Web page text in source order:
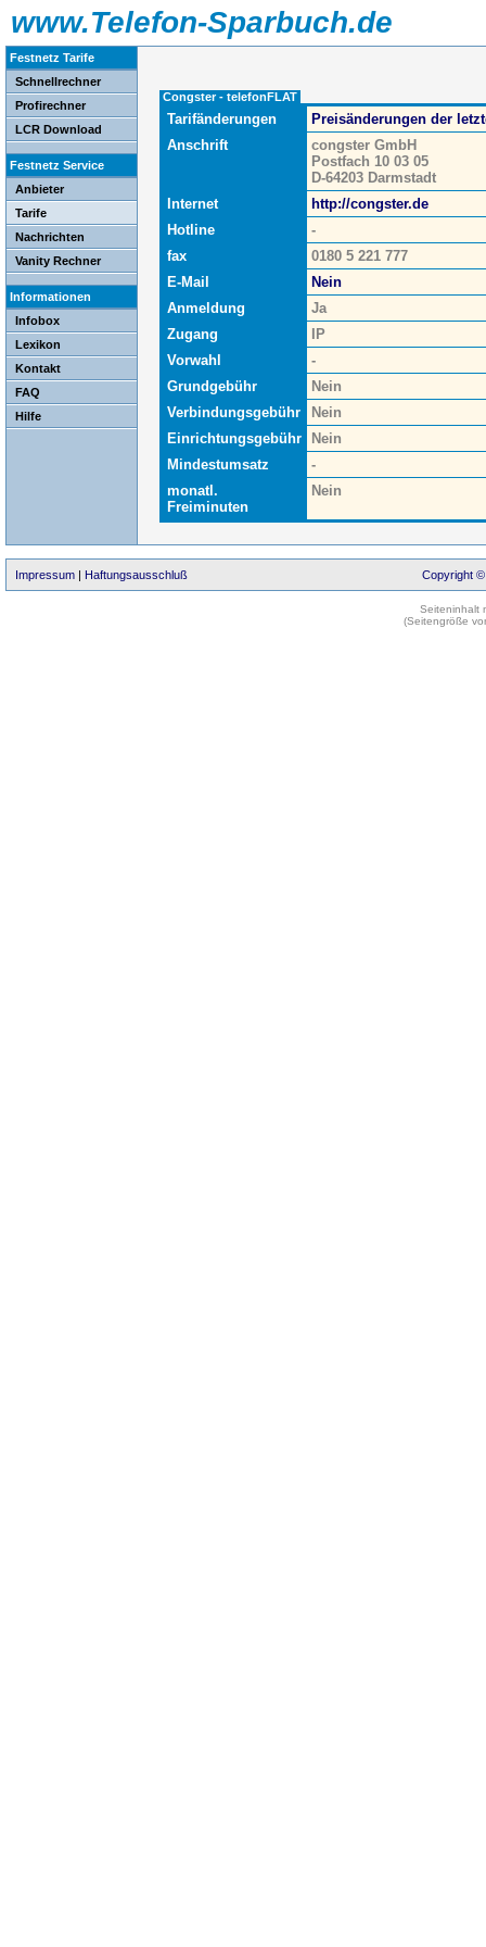
www.Telefon-Sparbuch.de
Festnetz Tarife
Schnellrechner
Profirechner
LCR Download
Festnetz Service
Anbieter
Tarife
Nachrichten
Vanity Rechner
Informationen
Infobox
Lexikon
Kontakt
FAQ
Hilfe
Congster - telefonFLAT
Tarifänderungen
Preisänderungen der
Anschrift
congster GmbH
Postfach 10 03 05
D-64203 Darmstadt
Internet
http://congster.de
Hotline
-
fax
0180 5 221 777
E-Mail
Nein
Anmeldung
Ja
Zugang
IP
Vorwahl
-
Grundgebühr
Nein
Verbindungsgebühr
Nein
Einrichtungsgebühr
Nein
Mindestumsatz
-
monatl.
Freiminuten
Nein
Impressum | Haftungsausschluß Copyright ©
Seiteninhalt
(Seitengröße